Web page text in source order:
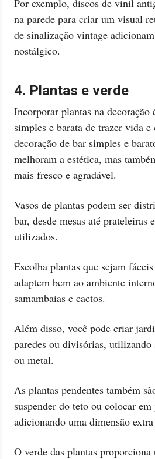
na parede para criar um visual
de sinalização vintage
nostálgico.
4. Plantas e verde
Incorporar plantas na decoração
simples e barata de trazer vida
decoração de bar simples e
melhoram a estética, mas
mais fresco e agradável.
Vasos de plantas podem ser
bar, desde mesas até prateleiras
utilizados.
Escolha plantas que sejam
adaptem bem ao ambiente
samambaias e cactos.
Além disso, você pode criar
paredes ou divisórias, utilizando
ou metal.
As plantas pendentes também
suspender do teto ou colocar em
adicionando uma dimensão extra
O verde das plantas proporciona